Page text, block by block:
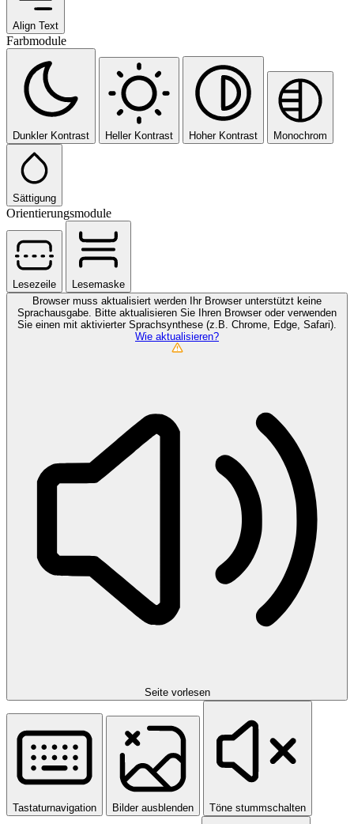
Align Text
Farbmodule
Dunkler Kontrast Heller Kontrast Hoher Kontrast Monochrom
Sättigung
Orientierungsmodule
Lesezeile
Lesemaske
Browser muss aktualisiert werden
Ihr Browser unterstützt keine
Sprachausgabe. Bitte aktualisieren Sie Ihren Browser oder verwenden
Sie einen mit aktivierter Sprachsynthese (z.B. Chrome, Edge, Safari).
Wie aktualisieren?
Seite vorlesen
Tastaturnavigation Bilder ausblenden Töne stummschalten